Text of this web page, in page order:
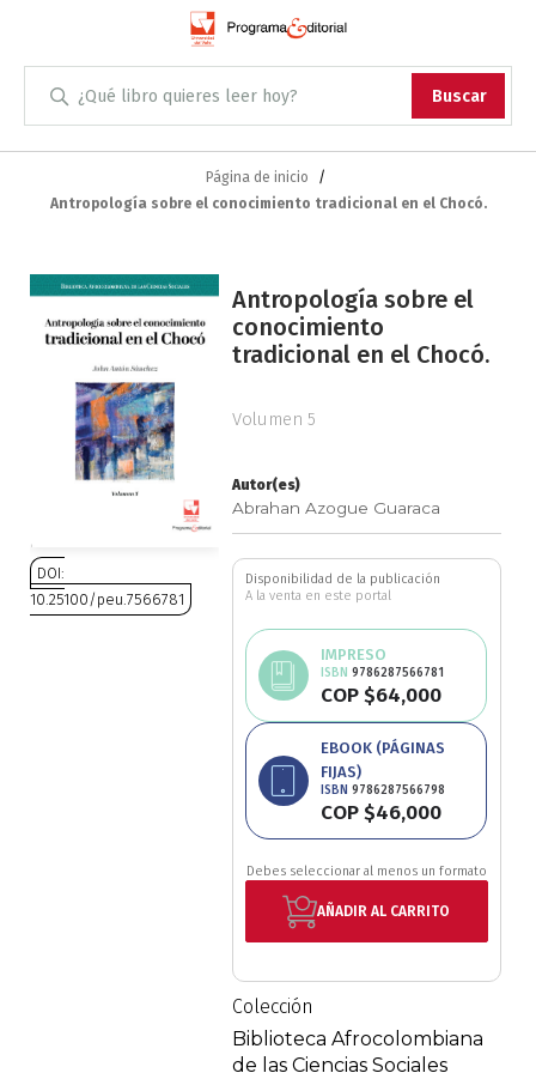
Buscar
Administración
Antropología
Arqueología
Arquitectura
Arte
Artes escénicas
Biología
Ciencia política
Skip
Content
Página de inicio
Antropología sobre el conocimiento tradicional en el Chocó.
Saltar
final
galería
imágenes
DOI:
10.25100/peu.7566781
Antropología sobre el
conocimiento
tradicional en el Chocó.
Volumen 5
Autor(es)
Abrahan Azogue Guaraca
Disponibilidad de la publicación
A la venta en este portal
EBOOK (PÁGINAS
FIJAS)
ISBN9786287566798
COP $46,000
IMPRESO
ISBN9786287566781
COP $64,000
Debes seleccionar al menos un formato
AÑADIR AL CARRITO
Colección
Biblioteca Afrocolombiana
de las Ciencias Sociales